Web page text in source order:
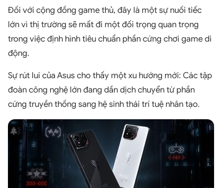
Đối với cộng đồng game thủ, đây là một sự nuối tiếc
lớn vì thị trường sẽ mất đi một đối trọng quan trọng
trong việc định hình tiêu chuẩn phần cứng chơi game di
động.
Sự rút lui của Asus cho thấy một xu hướng mới: Các tập
đoàn công nghệ lớn đang dần dịch chuyển từ phần
cứng truyền thống sang hệ sinh thái trí tuệ nhân tạo.